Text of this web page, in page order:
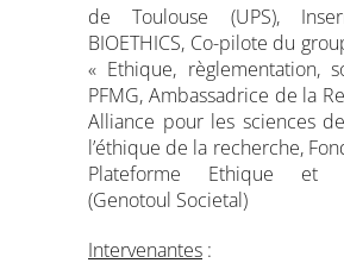
de Toulouse (UPS),
BIOETHICS, Co-pilote du
« Ethique, règlementation,
PFMG, Ambassadrice de la
Alliance pour les sciences
l’éthique de la recherche,
Plateforme Ethique et
(Genotoul Societal)
Intervenantes :